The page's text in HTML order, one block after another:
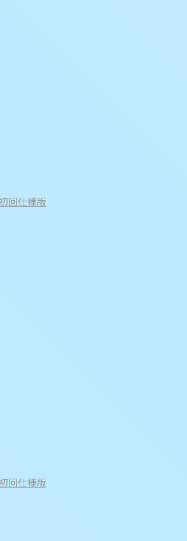
回仕様版
回仕様版